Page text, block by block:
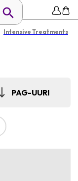
Intensive Treatments
PAG-UURI